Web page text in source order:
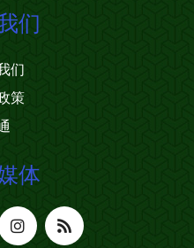
们
们
策
体